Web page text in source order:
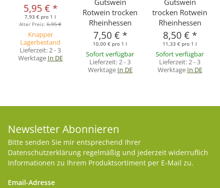
5,95 € *
7,93 € pro 1 l
Alter Preis: 6,95 €
Knapper
Lagerbestand
Lieferzeit:2 - 3
Werktage In DE
Rotwein trocken
Rheinhessen
7,50 € *
10,00 € pro 1 l
Sofort verfügbar
Lieferzeit:2 - 3
Werktage In DE
trocken Rotwein
Rheinhessen
8,50 € *
11,33 € pro 1 l
Sofort verfügbar
Lieferzeit:2 - 3
Werktage In DE
Newsletter Abonnieren
Bitte senden Sie mir entsprechend Ihrer
Datenschutzerklärung regelmäßig und jederzeit widerruflich
Informationen zu Ihrem Produktsortiment per E-Mail zu.
Email-Adresse